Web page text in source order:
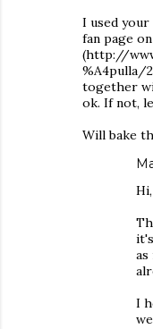
I used
fan page
(http://
%A4pulla/
together
ok. If not,
Will bake
Hi,
I